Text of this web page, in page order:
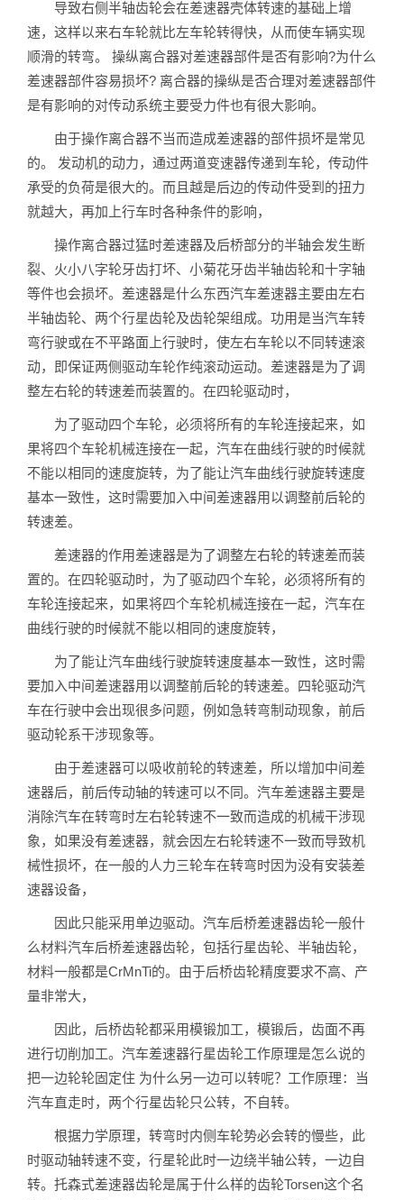
导致右侧半轴齿轮会在差速器壳体转速的基础上增
速，这样以来右车轮就比左车轮转得快，从而使车辆实现
顺滑的转弯。 操纵离合器对差速器部件是否有影响?为什么
差速器部件容易损坏? 离合器的操纵是否合理对差速器部件
是有影响的对传动系统主要受力件也有很大影响。
由于操作离合器不当而造成差速器的部件损坏是常见
的。 发动机的动力，通过两道变速器传递到车轮，传动件
承受的负荷是很大的。而且越是后边的传动件受到的扭力
就越大，再加上行车时各种条件的影响，
操作离合器过猛时差速器及后桥部分的半轴会发生断
裂、火小八字轮牙齿打坏、小菊花牙齿半轴齿轮和十字轴
等件也会损坏。差速器是什么东西汽车差速器主要由左右
半轴齿轮、两个行星齿轮及齿轮架组成。功用是当汽车转
弯行驶或在不平路面上行驶时，使左右车轮以不同转速滚
动，即保证两侧驱动车轮作纯滚动运动。差速器是为了调
整左右轮的转速差而装置的。在四轮驱动时，
为了驱动四个车轮，必须将所有的车轮连接起来，如
果将四个车轮机械连接在一起，汽车在曲线行驶的时候就
不能以相同的速度旋转，为了能让汽车曲线行驶旋转速度
基本一致性，这时需要加入中间差速器用以调整前后轮的
转速差。
差速器的作用差速器是为了调整左右轮的转速差而装
置的。在四轮驱动时，为了驱动四个车轮，必须将所有的
车轮连接起来，如果将四个车轮机械连接在一起，汽车在
曲线行驶的时候就不能以相同的速度旋转，
为了能让汽车曲线行驶旋转速度基本一致性，这时需
要加入中间差速器用以调整前后轮的转速差。四轮驱动汽
车在行驶中会出现很多问题，例如急转弯制动现象，前后
驱动轮系干涉现象等。
由于差速器可以吸收前轮的转速差，所以增加中间差
速器后，前后传动轴的转速可以不同。汽车差速器主要是
消除汽车在转弯时左右轮转速不一致而造成的机械干涉现
象，如果没有差速器，就会因左右轮转速不一致而导致机
械性损坏，在一般的人力三轮车在转弯时因为没有安装差
速器设备，
因此只能采用单边驱动。汽车后桥差速器齿轮一般什
么材料汽车后桥差速器齿轮，包括行星齿轮、半轴齿轮，
材料一般都是CrMnTi的。由于后桥齿轮精度要求不高、产
量非常大，
因此，后桥齿轮都采用模锻加工，模锻后，齿面不再
进行切削加工。汽车差速器行星齿轮工作原理是怎么说的
把一边轮轮固定住 为什么另一边可以转呢？工作原理：当
汽车直走时，两个行星齿轮只公转，不自转。
根据力学原理，转弯时内侧车轮势必会转的慢些，此
时驱动轴转速不变，行星轮此时一边绕半轴公转，一边自
转。托森式差速器齿轮是属于什么样的齿轮Torsen这个名